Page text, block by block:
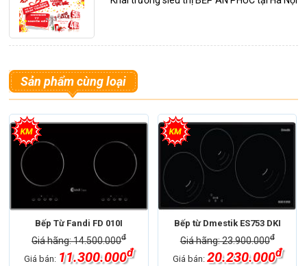
Sản phẩm cùng loại
Bếp Từ Fandi FD 010I
Giá hãng: 14.500.000đ
Giá bán: 11.300.000đ
Bếp từ Dmestik ES753 DKI
Giá hãng: 23.900.000đ
Giá bán: 20.230.000đ